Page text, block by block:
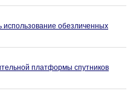
обезличенных
платформы спутников